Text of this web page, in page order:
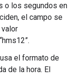
o los segundos en
el campo se
el formato de
de la hora. El